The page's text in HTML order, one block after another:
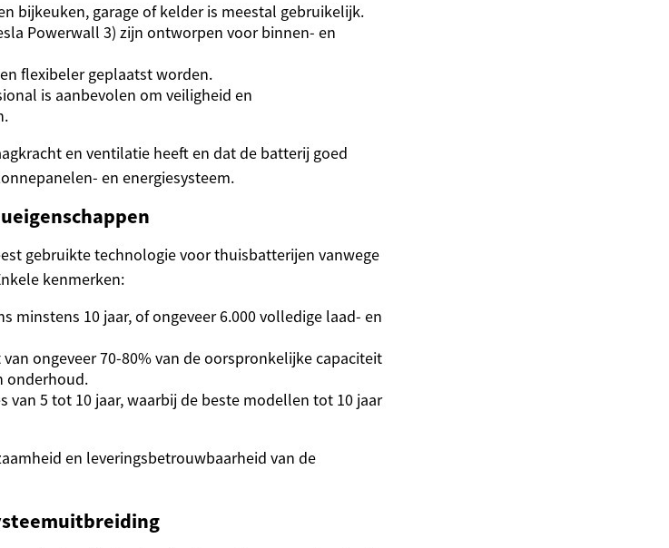
bijkeuken, garage of kelder is meestal gebruikelijk.
Powerwall 3) zijn ontworpen voor binnen- en
flexibeler geplaatst worden.
is aanbevolen om veiligheid en
en ventilatie heeft en dat de batterij goed
en energiesysteem.
gebruikte technologie voor thuisbatterijen vanwege
kenmerken:
minstens 10 jaar, of ongeveer 6.000 volledige laad- en
ongeveer 70-80% van de oorspronkelijke capaciteit
onderhoud.
van 5 tot 10 jaar, waarbij de beste modellen tot 10 jaar
en leveringsbetrouwbaarheid van de